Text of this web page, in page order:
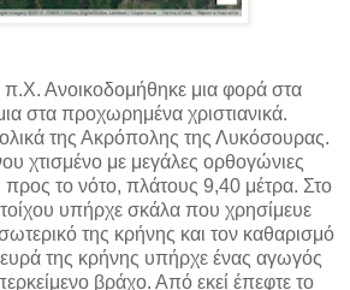
π.Χ. Ανοικοδομήθηκε μια φορά στα
στα προχωρημένα χριστιανικά.
της Ακρόπολης της Λυκόσουρας.
χτισμένο με μεγάλες ορθογώνιες
το νότο, πλάτους 9,40 μέτρα. Στο
υπήρχε σκάλα που χρησίμευε
της κρήνης και τον καθαρισμό
της κρήνης υπήρχε ένας αγωγός
βράχο. Από εκεί έπεφτε το